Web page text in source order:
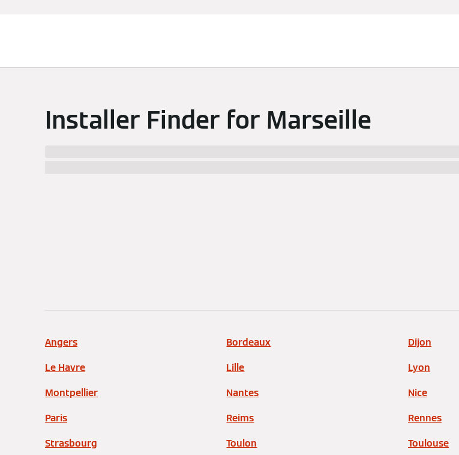
Installer Finder for Marseille
Angers Bordeaux Dijon
Le Havre
Lille Lyon
Montpellier
Nantes Nice
Paris
Reims Rennes
Strasbourg
Toulon Toulouse